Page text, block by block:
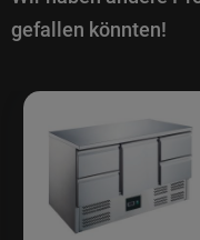
gefallen könnten!